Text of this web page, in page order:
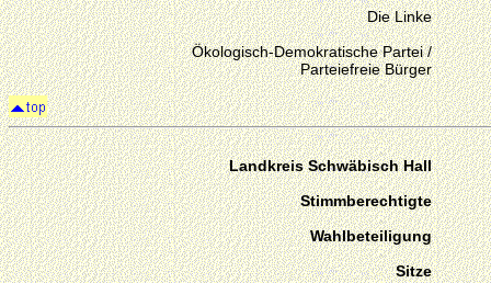
Die Linke
Ökologisch-Demokratische Partei /
Parteiefreie Bürger
Landkreis Schwäbisch Hall
Stimmberechtigte
Wahlbeteiligung
Sitze